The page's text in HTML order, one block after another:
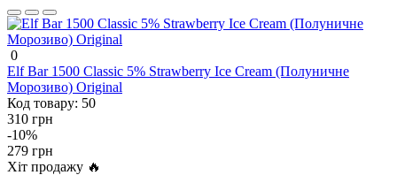
0
Elf Bar 1500 Classic 5% Strawberry Ice Cream (Полуничне
Морозиво) Original
Код товару: 50
310 грн
-10%
279 грн
Хіт продажу 🔥